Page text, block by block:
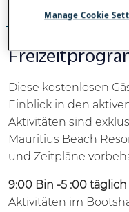
Diese kostenlosen
Einblick in den
Aktivitäten sind
Mauritius Beach
und Zeitpläne
9:00 Bin -5 :00 täglich
Aktivitäten im
Manage Cookie